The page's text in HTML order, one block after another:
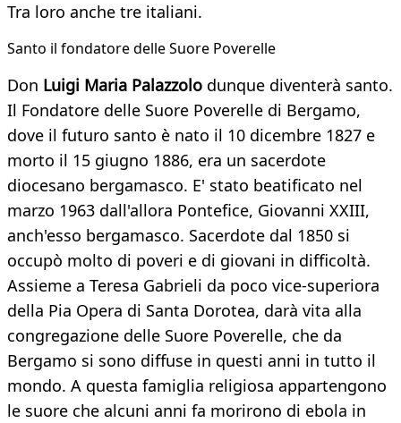
Tra loro anche tre italiani.
Santo il fondatore delle Suore Poverelle
Don Luigi Maria Palazzolo dunque diventerà santo.
Il Fondatore delle Suore Poverelle di Bergamo,
dove il futuro santo è nato il 10 dicembre 1827 e
morto il 15 giugno 1886, era un sacerdote
diocesano bergamasco. E' stato beatificato nel
marzo 1963 dall'allora Pontefice, Giovanni XXIII,
anch'esso bergamasco. Sacerdote dal 1850 si
occupò molto di poveri e di giovani in difficoltà.
Assieme a Teresa Gabrieli da poco vice-superiora
della Pia Opera di Santa Dorotea, darà vita alla
congregazione delle Suore Poverelle, che da
Bergamo si sono diffuse in questi anni in tutto il
mondo. A questa famiglia religiosa appartengono
le suore che alcuni anni fa morirono di ebola in